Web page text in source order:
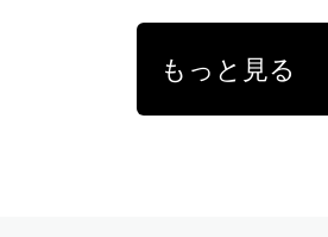
もっと見る